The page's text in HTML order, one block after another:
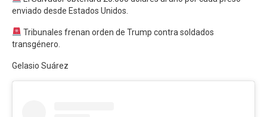
enviado desde Estados Unidos.
Tribunales frenan orden de Trump contra soldados
transgénero.
Gelasio Suárez